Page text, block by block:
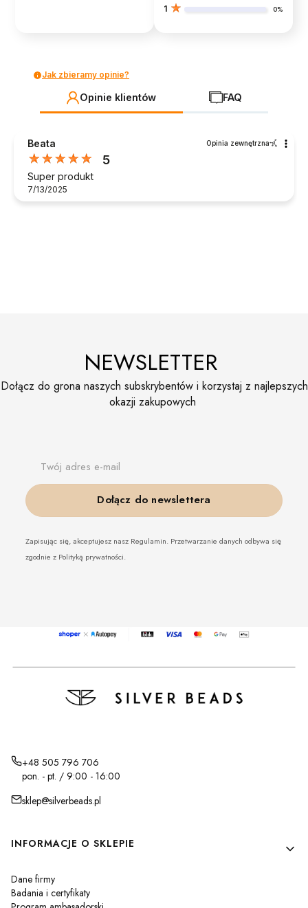
1 0%
Jak zbieramy opinie?
Opinie klientów FAQ
Beata Opinia zewnętrzna
5
Super produkt
7/13/2025
NEWSLETTER
Dołącz do grona naszych subskrybentów i korzystaj z najlepszych
okazji zakupowych
Twój adres e-mail
Dołącz do newslettera
Zapisując się, akceptujesz nasz Regulamin. Przetwarzanie danych odbywa się
zgodnie z Polityką prywatności.
+48 505 796 706
pon. - pt. / 9:00 - 16:00
sklep@silverbeads.pl
Linki w stopce
INFORMACJE O SKLEPIE
Dane firmy
Badania i certyfikaty